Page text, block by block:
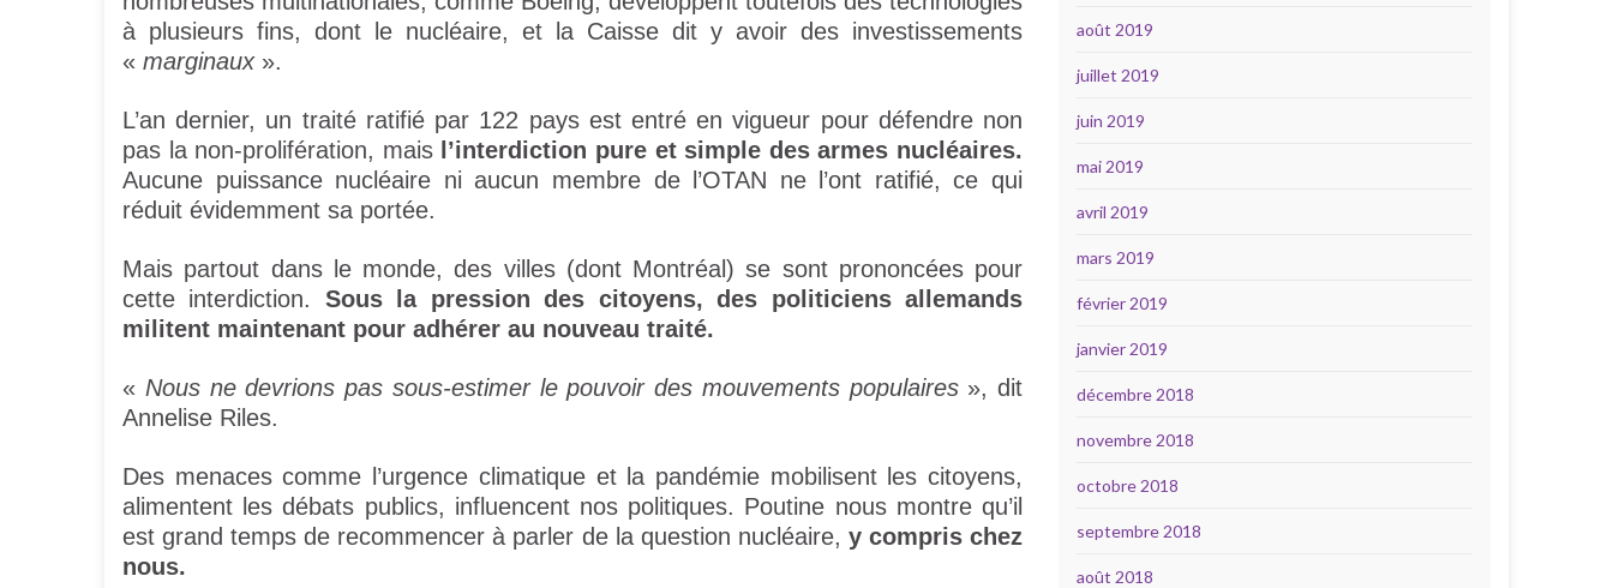
à plusieurs fins, dont le nucléaire, et la Caisse dit y avoir des investissements
« marginaux».
L’an dernier, un traité ratifié par 122 pays est entré en vigueur pour défendre non
pas la non-prolifération, mais l’interdiction pure et simple des armes nucléaires.
Aucune puissance nucléaire ni aucun membre de l’OTAN ne l’ont ratifié, ce qui
réduit évidemment sa portée.
Mais partout dans le monde, des villes (dont Montréal) se sont prononcées pour
cette interdiction. Sous la pression des citoyens, des politiciens allemands
militent maintenant pour adhérer au nouveau traité.
« Nous ne devrions pas sous-estimer le pouvoir des mouvements populaires», dit
Annelise Riles.
Des menaces comme l’urgence climatique et la pandémie mobilisent les citoyens,
alimentent les débats publics, influencent nos politiques. Poutine nous montre qu’il
est grand temps de recommencer à parler de la question nucléaire, y compris chez
nous.
août 2019
juillet 2019
juin 2019
mai 2019
avril 2019
mars 2019
février 2019
janvier 2019
décembre 2018
novembre 2018
octobre 2018
septembre 2018
août 2018